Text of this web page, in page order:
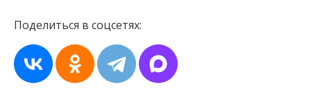
Поделиться в соцсетях: